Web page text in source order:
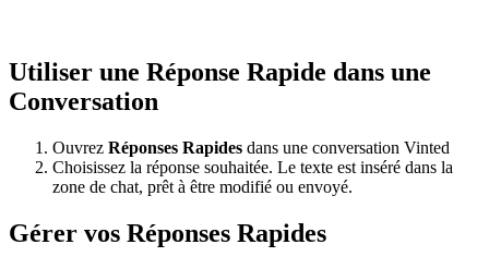
Utiliser une Réponse Rapide dans une
Conversation
Ouvrez Réponses Rapides dans une conversation Vinted
Choisissez la réponse souhaitée. Le texte est inséré dans la
zone de chat, prêt à être modifié ou envoyé.
Gérer vos Réponses Rapides